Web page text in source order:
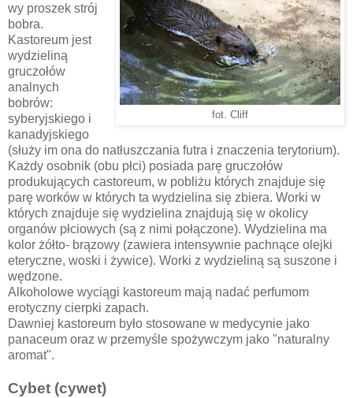
fot. Cliff
wy proszek strój
bobra.
Kastoreum jest
wydzieliną
gruczołów
analnych
bobrów:
syberyjskiego i
kanadyjskiego
(służy im ona do natłuszczania futra i znaczenia terytorium).
Każdy osobnik (obu płci) posiada parę gruczołów
produkujących castoreum, w pobliżu których znajduje się
parę worków w których ta wydzielina się zbiera. Worki w
których znajduje się wydzielina znajdują się w okolicy
organów płciowych (są z nimi połączone). Wydzielina ma
kolor żółto- brązowy (zawiera intensywnie pachnące olejki
eteryczne, woski i żywice). Worki z wydzieliną są suszone i
wędzone.
Alkoholowe wyciągi kastoreum mają nadać perfumom
erotyczny cierpki zapach.
Dawniej kastoreum było stosowane w medycynie jako
panaceum oraz w przemyśle spożywczym jako "naturalny
aromat".
Cybet (cywet)